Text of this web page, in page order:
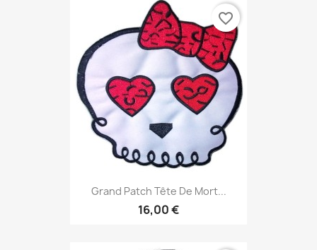
Grand Patch Tête De Mort...
16,00 €
favorite_border